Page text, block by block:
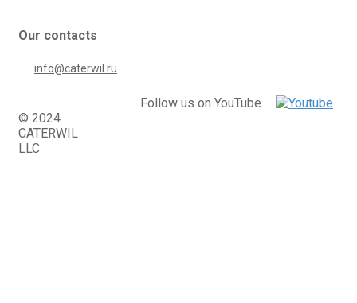
Our contacts
info@caterwil.ru
Follow us on YouTube
© 2024
CATERWIL
LLC